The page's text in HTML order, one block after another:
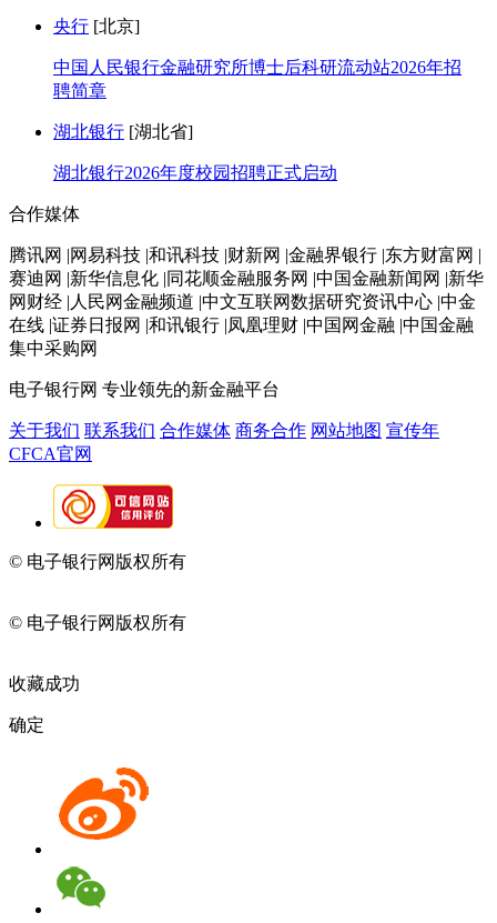
央行 [北京]
中国人民银行金融研究所博士后科研流动站2026年招
聘简章
湖北银行 [湖北省]
湖北银行2026年度校园招聘正式启动
合作媒体
腾讯网 |网易科技 |和讯科技 |财新网 |金融界银行 |东方财富网 |
赛迪网 |新华信息化 |同花顺金融服务网 |中国金融新闻网 |新华
网财经 |人民网金融频道 |中文互联网数据研究资讯中心 |中金
在线 |证券日报网 |和讯银行 |凤凰理财 |中国网金融 |中国金融
集中采购网
电子银行网 专业领先的新金融平台
关于我们 联系我们 合作媒体 商务合作 网站地图 宣传年
CFCA官网
© 电子银行网版权所有
© 电子银行网版权所有
收藏成功
确定